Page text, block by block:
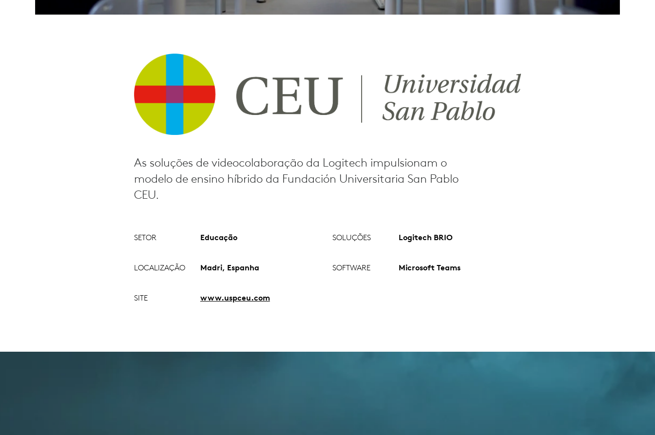
As soluções de videocolaboração da Logitech impulsionam o
modelo de ensino híbrido da Fundación Universitaria San Pablo
CEU.
SETOR Educação SOLUÇÕES Logitech BRIO
LOCALIZAÇÃO Madri, Espanha SOFTWARE Microsoft Teams
SITE www.uspceu.com